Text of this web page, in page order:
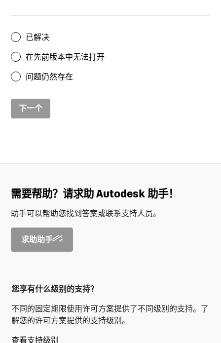
已解决
在先前版本中无法打开
问题仍然存在
下一个
需要帮助？请求助 Autodesk 助手！
助手可以帮助您找到答案或联系支持人员。
求助助手
您享有什么级别的支持？
不同的固定期限使用许可方案提供了不同级别的支持。了
解您的许可方案提供的支持级别。
查看支持级别